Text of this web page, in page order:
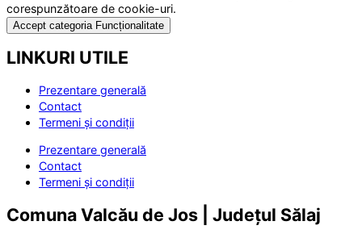
corespunzătoare de cookie-uri.
Accept categoria Funcționalitate
LINKURI UTILE
Prezentare generală
Contact
Termeni și condiții
Prezentare generală
Contact
Termeni și condiții
Comuna Valcău de Jos | Județul Sălaj